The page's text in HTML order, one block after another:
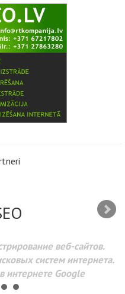
веб-сайтов.
систем интернета.
интернете Google